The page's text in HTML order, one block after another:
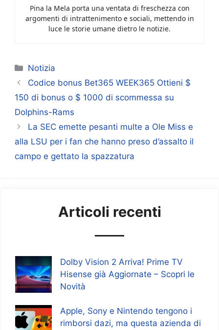
Pina la Mela porta una ventata di freschezza con
argomenti di intrattenimento e sociali, mettendo in
luce le storie umane dietro le notizie.
Categorie
Notizia
Codice bonus Bet365 WEEK365 Ottieni $
150 di bonus o $ 1000 di scommessa su
Dolphins-Rams
La SEC emette pesanti multe a Ole Miss e
alla LSU per i fan che hanno preso d’assalto il
campo e gettato la spazzatura
Articoli recenti
Dolby Vision 2 Arriva! Prime TV
Hisense già Aggiornate – Scopri le
Novità
Apple, Sony e Nintendo tengono i
rimborsi dazi, ma questa azienda di